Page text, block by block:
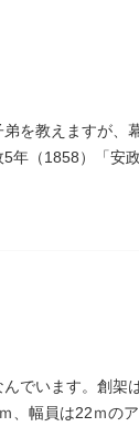
を教えますが
（1858）「安
でいます。創
幅員は22ｍのア